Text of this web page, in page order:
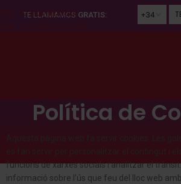
Skip to navigation
TE LLAMAMOS GRATIS:
Política de
funcions de xarxes socials i analitzar el
informació sobre l’ús que feu del lloc web